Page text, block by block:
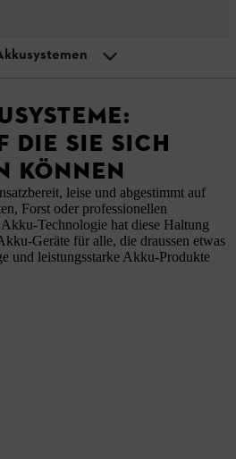
DIE SIE SICH
KÖNNEN
leise und abgestimmt auf
Forst oder professionellen
Technologie hat diese Haltung
Geräte für alle, die draussen etwas
und leistungsstarke Akku-Produkte
gibt es?
Praxisüberblick
STIHL Akkusystem